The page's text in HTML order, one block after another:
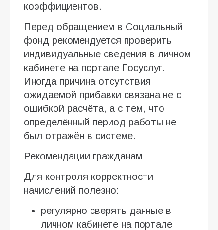
коэффициентов.
Перед обращением в Социальный
фонд рекомендуется проверить
индивидуальные сведения в личном
кабинете на портале Госуслуг.
Иногда причина отсутствия
ожидаемой прибавки связана не с
ошибкой расчёта, а с тем, что
определённый период работы не
был отражён в системе.
Рекомендации гражданам
Для контроля корректности
начислений полезно:
регулярно сверять данные в
личном кабинете на портале